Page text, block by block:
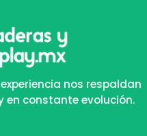
nos respaldan
en constante evolución.